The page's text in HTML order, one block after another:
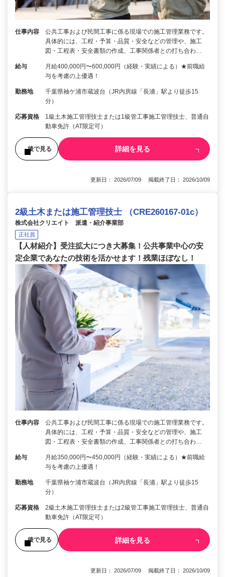
仕事内容
公共工事および民間工事に係る現場での施工管理業務です。
具体的には、工程・予算・品質・安全などの管理や、施工
図・工程表・安全書類の作成、工事関係者との打ち合わ…
給与
月給400,000円〜600,000円（経験・実績による）★前職給
与を考慮の上優遇！
勤務地
千葉県袖ケ浦市蔵波台（JR内房線「長浦」駅より徒歩15
分）
応募資格
1級土木施工管理技士または1級管工事施工管理技士、普通自
動車免許（AT限定可）
後で見る 詳細を見る
更新日： 2026/07/09 掲載終了日： 2026/10/09
2級土木または施工管理技士 （CRE260167-01c）
株式会社クリエイト 派遣・紹介事業部
正社員
【人材紹介】受注拡大につき大募集！公共事業中心の安
定企業であなたの技術を活かせます！残業ほぼなし！
仕事内容
公共工事および民間工事に係る現場での施工管理業務です。
具体的には、工程・予算・品質・安全などの管理や、施工
図・工程表・安全書類の作成、工事関係者との打ち合わ…
給与
月給350,000円〜450,000円（経験・実績による）★前職給
与を考慮の上優遇！
勤務地
千葉県袖ケ浦市蔵波台（JR内房線「長浦」駅より徒歩15
分）
応募資格
2級土木施工管理技士または2級管工事施工管理技士、普通自
動車免許（AT限定可）
後で見る 詳細を見る
更新日： 2026/07/09 掲載終了日： 2026/10/09